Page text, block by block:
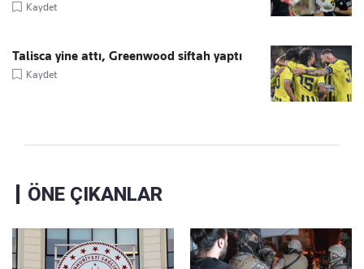
Kaydet
Talisca yine attı, Greenwood siftah yaptı
Kaydet
ÖNE ÇIKANLAR